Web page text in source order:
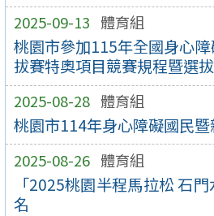
2025-09-13 體育組
桃園市參加115年全國身心
拔賽特奧項目競賽規程暨選
2025-08-28 體育組
桃園市114年身心障礙國民
2025-08-26 體育組
「2025桃園半程馬拉松 石
名